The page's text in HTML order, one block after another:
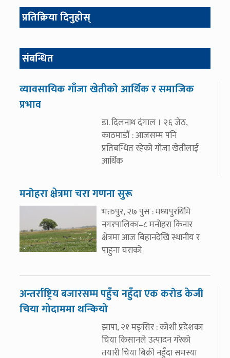
प्रतिक्रिया दिनुहोस्
संबन्धित
व्यावसायिक गाँजा खेतीको आर्थिक र समाजिक
प्रभाव
डा. दिलनाथ दंगाल । २६ जेठ,
काठमाडौं : आजसम्म पनि
प्रतिबन्धित रहेको गाँजा खेतीलाई
आर्थिक
मनोहरा क्षेत्रमा चरा गणना सुरू
भक्तपुर, २७ पुस : मध्यपुरथिमि
नगरपालिका–८ मनोहरा किनार
क्षेत्रमा आज बिहानदेखि स्थानीय र
पाहुना चराको
अन्तर्राष्ट्रिय बजारसम्म पहुँच नहुँदा एक करोड केजी
चिया गोदाममा थन्कियो
झापा, २१ मङ्सिर : कोशी प्रदेशका
चिया किसानले उत्पादन गरेको
तयारी चिया बिक्री नहुँदा समस्या